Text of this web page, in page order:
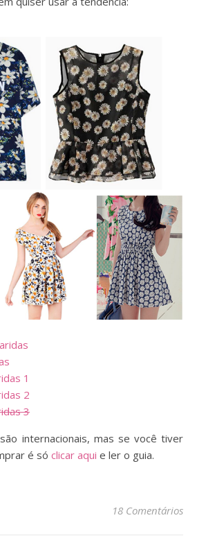
1
2
3
internacionais, mas se você tiver
é só clicar aqui e ler o guia.
18 Comentários